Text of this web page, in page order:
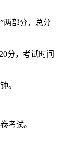
部分，总分
分，考试时间
。
考试。